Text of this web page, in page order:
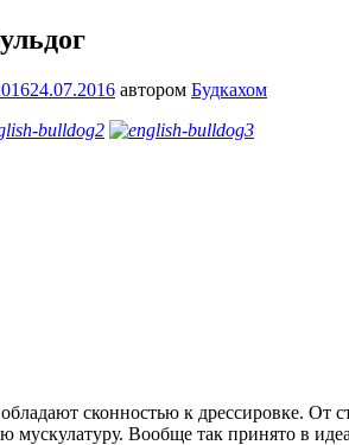
24.07.2016 автором Будкахом
сконностью к дрессировке. От
мускулатуру. Вообще так принято в